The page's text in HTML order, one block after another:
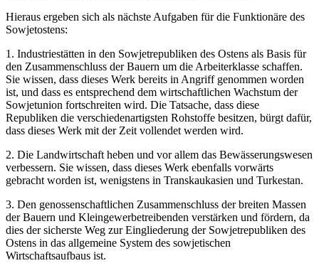
Hieraus ergeben sich als nächste Aufgaben für die Funktionäre des
Sowjetostens:
1. Industriestätten in den Sowjetrepubliken des Ostens als Basis für
den Zusammenschluss der Bauern um die Arbeiterklasse schaffen.
Sie wissen, dass dieses Werk bereits in Angriff genommen worden
ist, und dass es entsprechend dem wirtschaftlichen Wachstum der
Sowjetunion fortschreiten wird. Die Tatsache, dass diese
Republiken die verschiedenartigsten Rohstoffe besitzen, bürgt dafür,
dass dieses Werk mit der Zeit vollendet werden wird.
2. Die Landwirtschaft heben und vor allem das Bewässerungswesen
verbessern. Sie wissen, dass dieses Werk ebenfalls vorwärts
gebracht worden ist, wenigstens in Transkaukasien und Turkestan.
3. Den genossenschaftlichen Zusammenschluss der breiten Massen
der Bauern und Kleingewerbetreibenden verstärken und fördern, da
dies der sicherste Weg zur Eingliederung der Sowjetrepubliken des
Ostens in das allgemeine System des sowjetischen
Wirtschaftsaufbaus ist.